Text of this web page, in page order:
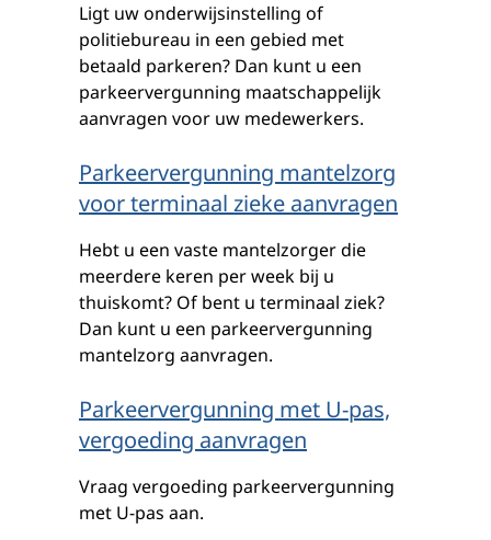
Ligt uw onderwijsinstelling of
politiebureau in een gebied met
betaald parkeren? Dan kunt u een
parkeervergunning maatschappelijk
aanvragen voor uw medewerkers.
Parkeervergunning mantelzorg
voor terminaal zieke aanvragen
Hebt u een vaste mantelzorger die
meerdere keren per week bij u
thuiskomt? Of bent u terminaal ziek?
Dan kunt u een parkeervergunning
mantelzorg aanvragen.
Parkeervergunning met U-pas,
vergoeding aanvragen
Vraag vergoeding parkeervergunning
met U-pas aan.